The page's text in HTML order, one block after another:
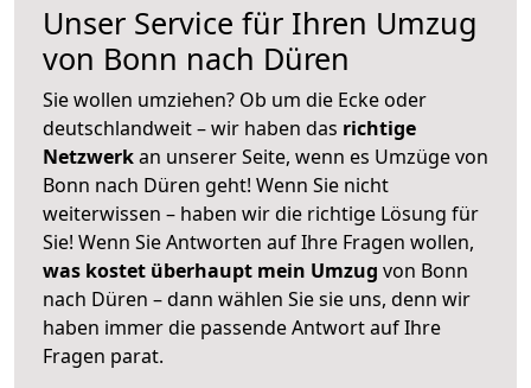
Unser Service für Ihren Umzug
von Bonn nach Düren
Sie wollen umziehen? Ob um die Ecke oder
deutschlandweit – wir haben das richtige
Netzwerkan unserer Seite, wenn es Umzüge von
Bonn nach Düren geht! Wenn Sie nicht
weiterwissen – haben wir die richtige Lösung für
Sie! Wenn Sie Antworten auf Ihre Fragen wollen,
was kostet überhaupt mein Umzug von Bonn
nach Düren – dann wählen Sie sie uns, denn wir
haben immer die passende Antwort auf Ihre
Fragen parat.